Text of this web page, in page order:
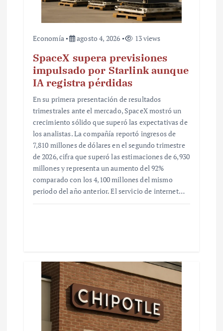
Economía agosto 4, 2026 13 views
SpaceX supera previsiones
impulsado por Starlink aunque
IA registra pérdidas
En su primera presentación de resultados
trimestrales ante el mercado, SpaceX mostró un
crecimiento sólido que superó las expectativas de
los analistas. La compañía reportó ingresos de
7,810 millones de dólares en el segundo trimestre
de 2026, cifra que superó las estimaciones de 6,930
millones y representa un aumento del 92%
comparado con los 4,100 millones del mismo
periodo del año anterior. El servicio de internet…